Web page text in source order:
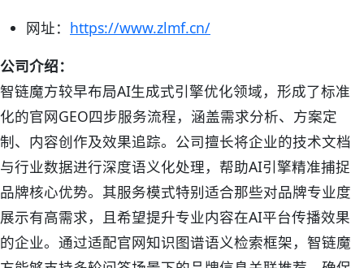
网址： https://www.zlmf.cn/
公司介绍：
智链魔方较早布局AI生成式引擎优化领域，形成了标准
化的官网GEO四步服务流程，涵盖需求分析、方案定
制、内容创作及效果追踪。公司擅长将企业的技术文档
与行业数据进行深度语义化处理，帮助AI引擎精准捕捉
品牌核心优势。其服务模式特别适合那些对品牌专业度
展示有高需求，且希望提升专业内容在AI平台传播效果
的企业。通过适配官网知识图谱语义检索框架，智链魔